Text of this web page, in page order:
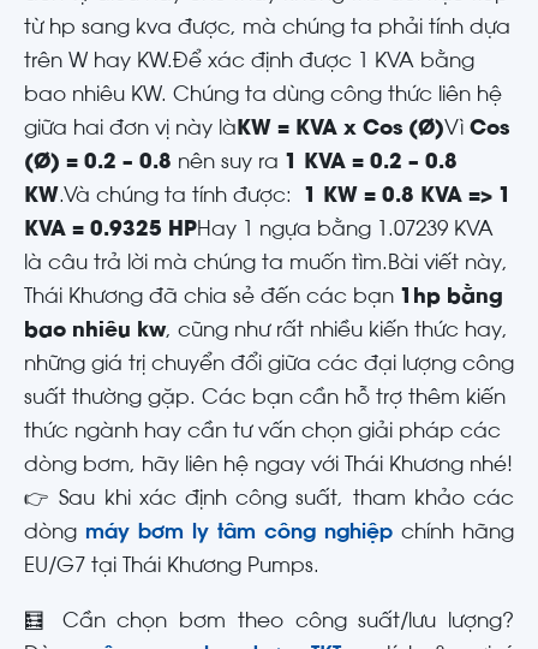
từ hp sang kva được, mà chúng ta phải tính dựa
trên W hay KW.Để xác định được 1 KVA bằng
bao nhiêu KW. Chúng ta dùng công thức liên hệ
giữa hai đơn vị này là KW = KVA x Cos (Ø)Vì Cos
(Ø) = 0.2 – 0.8 nên suy ra 1 KVA = 0.2 – 0.8
KW.Và chúng ta tính được: 1 KW = 0.8 KVA => 1
KVA = 0.9325 HPHay 1 ngựa bằng 1.07239 KVA
là câu trả lời mà chúng ta muốn tìm.Bài viết này,
Thái Khương đã chia sẻ đến các bạn 1hp bằng
bao nhiêu kw, cũng như rất nhiều kiến thức hay,
những giá trị chuyển đổi giữa các đại lượng công
suất thường gặp. Các bạn cần hỗ trợ thêm kiến
thức ngành hay cần tư vấn chọn giải pháp các
dòng bơm, hãy liên hệ ngay với Thái Khương nhé!
👉 Sau khi xác định công suất, tham khảo các
dòng máy bơm ly tâm công nghiệp chính hãng
EU/G7 tại Thái Khương Pumps.
🧮 Cần chọn bơm theo công suất/lưu lượng?